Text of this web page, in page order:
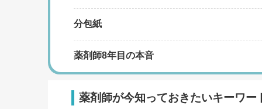
分包紙
薬剤師8年目の本音
薬剤師が今知っておきたいキーワー